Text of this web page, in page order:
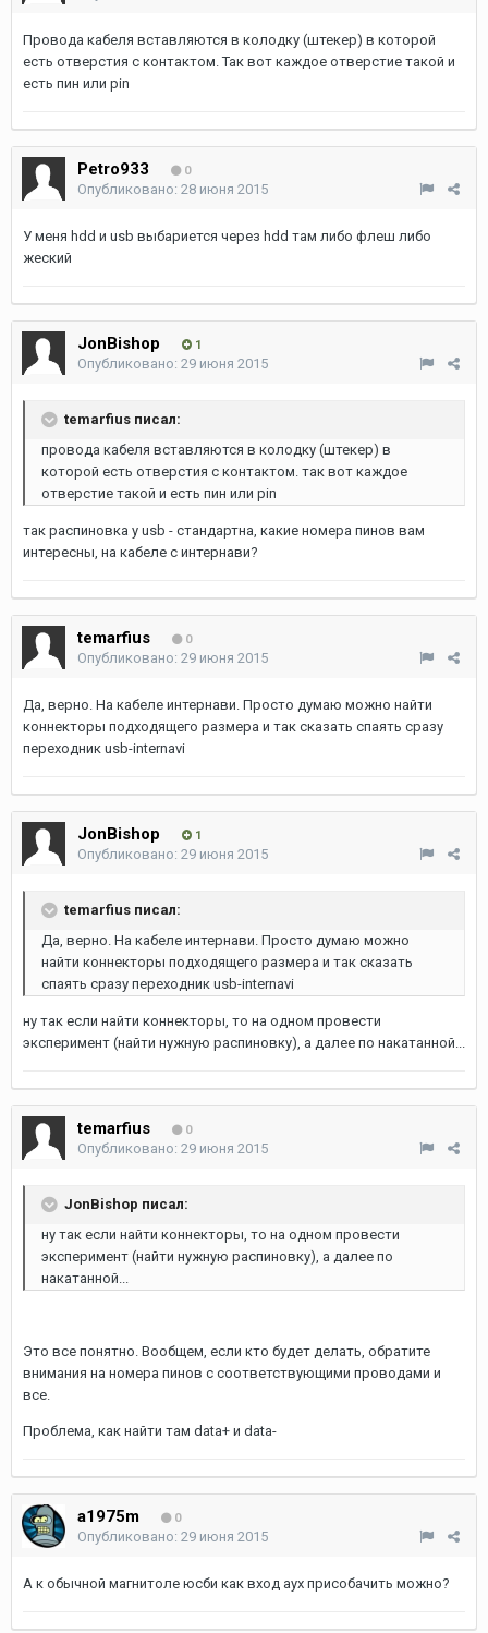
Провода кабеля вставляются в колодку (штекер) в которой
есть отверстия с контактом. Так вот каждое отверстие такой и
есть пин или pin
Petro933 0
Опубликовано: 28 июня 2015
У меня hdd и usb выбариется через hdd там либо флеш либо
жеский
JonBishop 1
Опубликовано: 29 июня 2015
temarfius писал:
провода кабеля вставляются в колодку (штекер) в
которой есть отверстия с контактом. так вот каждое
отверстие такой и есть пин или pin
так распиновка у usb - стандартна, какие номера пинов вам
интересны, на кабеле с интернави?
temarfius 0
Опубликовано: 29 июня 2015
Да, верно. На кабеле интернави. Просто думаю можно найти
коннекторы подходящего размера и так сказать спаять сразу
переходник usb-internavi
JonBishop 1
Опубликовано: 29 июня 2015
temarfius писал:
Да, верно. На кабеле интернави. Просто думаю можно
найти коннекторы подходящего размера и так сказать
спаять сразу переходник usb-internavi
ну так если найти коннекторы, то на одном провести
эксперимент (найти нужную распиновку), а далее по накатанной...
temarfius 0
Опубликовано: 29 июня 2015
JonBishop писал:
ну так если найти коннекторы, то на одном провести
эксперимент (найти нужную распиновку), а далее по
накатанной...
Это все понятно. Вообщем, если кто будет делать, обратите
внимания на номера пинов с соответствующими проводами и
все.
Проблема, как найти там data+ и data-
a1975m 0
Опубликовано: 29 июня 2015
А к обычной магнитоле юсби как вход аух присобачить можно?